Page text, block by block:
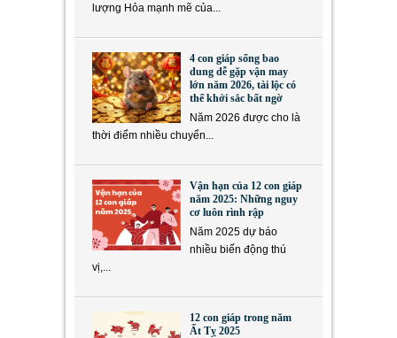
lượng Hỏa mạnh mẽ của...
4 con giáp sống bao
dung dễ gặp vận may
lớn năm 2026, tài lộc có
thể khởi sắc bất ngờ
Năm 2026 được cho là
thời điểm nhiều chuyển...
Vận hạn của 12 con giáp
năm 2025: Những nguy
cơ luôn rình rập
Năm 2025 dự báo
nhiều biến động thú
vị,...
12 con giáp trong năm
Ất Tỵ 2025